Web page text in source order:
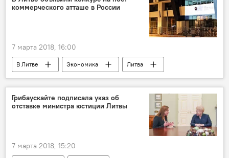
коммерческого атташе в России
7 марта 2018, 16:00
В Литве Экономика
Литва
Россия
торговля
Грибаускайте подписала указ об
отставке министра юстиции Литвы
7 марта 2018, 15:20